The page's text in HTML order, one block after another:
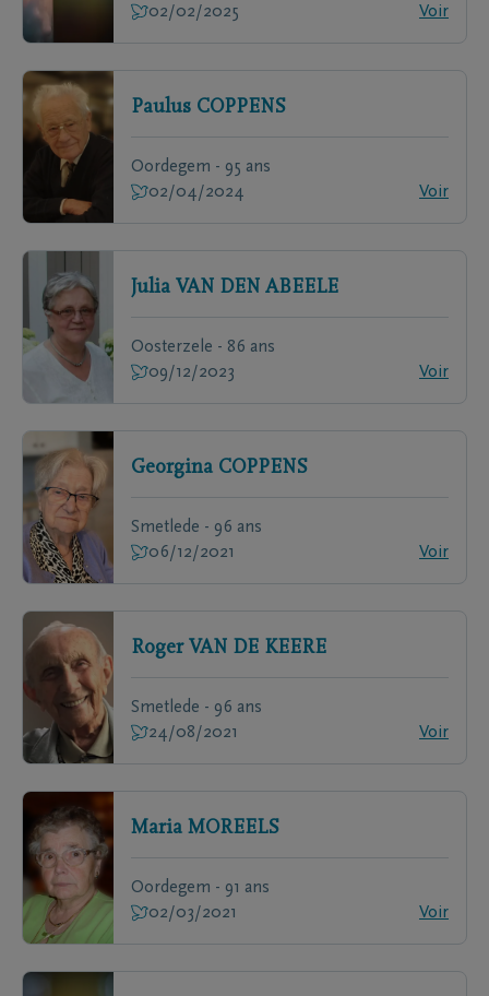
02/02/2025
Voir
Paulus COPPENS
Oordegem - 95 ans
02/04/2024
Voir
Julia VAN DEN ABEELE
Oosterzele - 86 ans
09/12/2023
Voir
Georgina COPPENS
Smetlede - 96 ans
06/12/2021
Voir
Roger VAN DE KEERE
Smetlede - 96 ans
24/08/2021
Voir
Maria MOREELS
Oordegem - 91 ans
02/03/2021
Voir